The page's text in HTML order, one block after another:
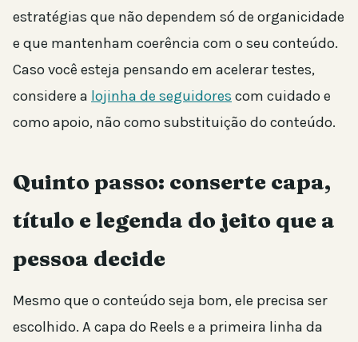
estratégias que não dependem só de organicidade
e que mantenham coerência com o seu conteúdo.
Caso você esteja pensando em acelerar testes,
considere a lojinha de seguidores com cuidado e
como apoio, não como substituição do conteúdo.
Quinto passo: conserte capa,
título e legenda do jeito que a
pessoa decide
Mesmo que o conteúdo seja bom, ele precisa ser
escolhido. A capa do Reels e a primeira linha da